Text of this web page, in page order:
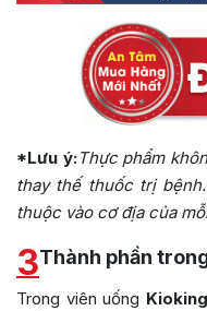
*Lưu ý:Thực phẩm
thay thế thuốc trị
thuộc vào cơ địa của
3Thành phần
Trong viên uống